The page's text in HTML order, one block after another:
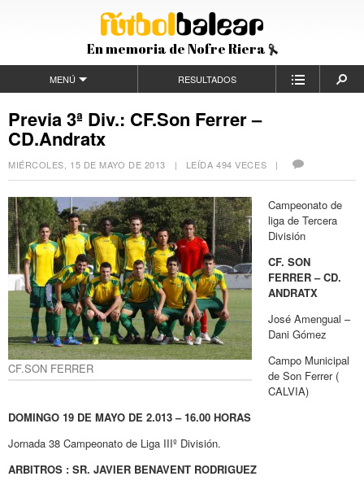
En memoria de Nofre Riera
MENÚ RESULTADOS
Previa 3ª Div.: CF.Son Ferrer –
CD.Andratx
MIÉRCOLES, 15 DE MAYO DE 2013 | LEÍDA 494 VECES |
CF.SON FERRER
Campeonato de
liga de Tercera
División
CF. SON
FERRER – CD.
ANDRATX
José Amengual –
Dani Gómez
Campo Municipal
de Son Ferrer (
CALVIA)
DOMINGO 19 DE MAYO DE 2.013 – 16.00 HORAS
Jornada 38 Campeonato de Liga IIIº División.
ARBITROS : SR. JAVIER BENAVENT RODRIGUEZ